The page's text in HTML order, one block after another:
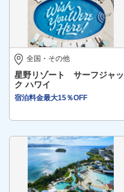
全国・その他
星野リゾート サーフジャッ
ク ハワイ
宿泊料金最大15％OFF